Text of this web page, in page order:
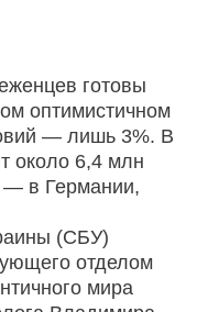
готовы
оптимистичном
— лишь 3%. В
около 6,4 млн
— в Германии,
(СБУ)
отделом
мира